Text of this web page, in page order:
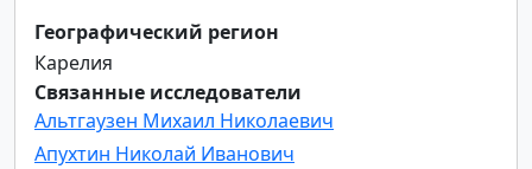
Географический регион
Карелия
Связанные исследователи
Альтгаузен Михаил Николаевич
Апухтин Николай Иванович